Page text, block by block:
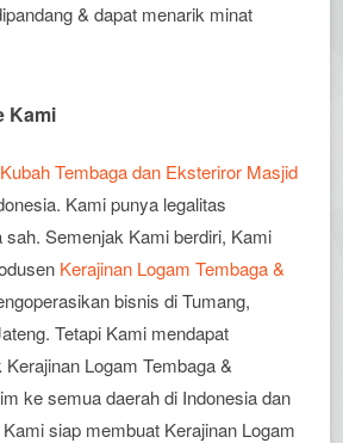
& dapat menarik minat
Kami
Tembaga dan Eksteriror Masjid
Kami punya legalitas
Semenjak Kami berdiri, Kami
Kerajinan Logam Tembaga &
bisnis di Tumang,
Tetapi Kami mendapat
Logam Tembaga &
ke semua daerah di Indonesia dan
siap membuat Kerajinan Logam